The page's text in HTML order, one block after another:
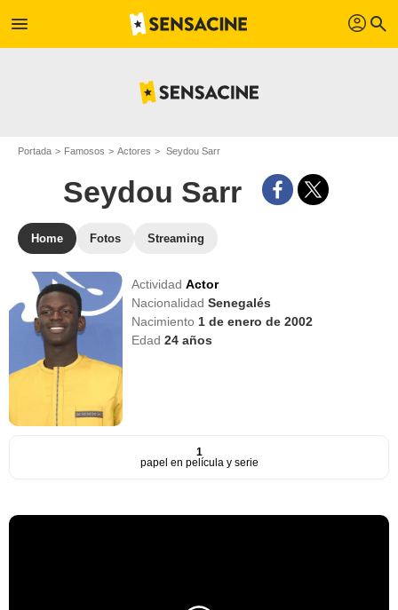
menu profil search
Portada Famosos Actores Seydou Sarr
Seydou Sarr
Home Fotos Streaming
ActividadActor
NacionalidadSenegalés
Nacimiento 1 de enero de 2002
Edad24 años
1
papel en película y serie